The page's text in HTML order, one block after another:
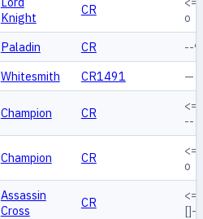
Knight
CR
o
Paladin CR
--
Whitesmith CR1491 —
Champion CR
--
Champion CR
o
Assassin
Cross
CR